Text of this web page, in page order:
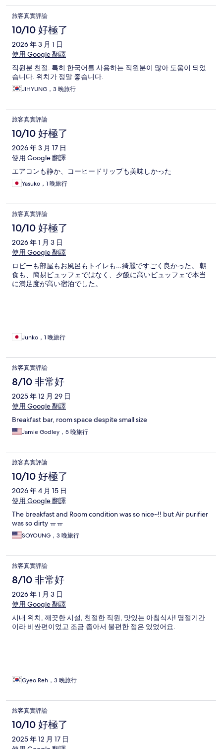
旅客真實評論
10/10 好極了
2026 年 3 月 1 日
使用 Google 翻譯
직원분 친절. 특히 한국어를 사용하는 직원분이 많아 도움이 되었
습니다. 위치가 정말 좋습니다.
JIHYUNG，3 晚旅行
旅客真實評論
10/10 好極了
2026 年 3 月 17 日
使用 Google 翻譯
エアコンも静か、コーヒードリップも美味しかった
Yasuko，1 晚旅行
旅客真實評論
10/10 好極了
2026 年 1 月 3 日
使用 Google 翻譯
ロビーも部屋もお風呂もトイレも…綺麗ですごく良かった。 朝
食も、簡易ビュッフェではなく、夕飯に高いビュッフェで本当
に満足度が高い宿泊でした。
Junko，1 晚旅行
旅客真實評論
8/10 非常好
2025 年 12 月 29 日
使用 Google 翻譯
Breakfast bar, room space despite small size
Jamie Godley，5 晚旅行
旅客真實評論
10/10 好極了
2026 年 4 月 15 日
使用 Google 翻譯
The breakfast and Room condition was so nice~!! but Air purifier
was so dirty ㅠㅠ
SOYOUNG，3 晚旅行
旅客真實評論
8/10 非常好
2026 年 1 月 3 日
使用 Google 翻譯
시내 위치, 깨끗한 시설, 친절한 직원, 맛있는 아침식사! 명절기간
이라 비싼편이었고 조금 좁아서 불편한 점은 있었어요.
Gyeo Reh，3 晚旅行
旅客真實評論
10/10 好極了
2025 年 12 月 17 日